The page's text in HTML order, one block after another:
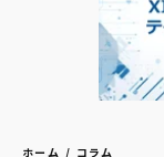
ホーム コラム